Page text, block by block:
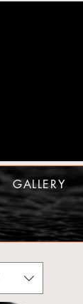
GALLERY